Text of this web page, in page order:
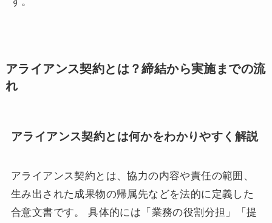
アライアンス契約とは？締結から実施までの流
れ
アライアンス契約とは何かをわかりやすく解説
アライアンス契約とは、協力の内容や責任の範囲、
生み出された成果物の帰属先などを法的に定義した
合意文書です。 具体的には「業務の役割分担」「提